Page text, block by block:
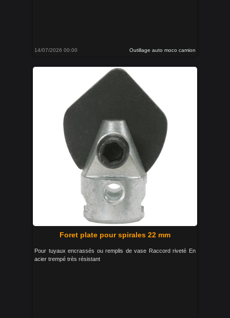
14/07/2026 00:00 Outillage auto moco camion
Foret plate pour spirales 22 mm
Pour tuyaux encrassés ou remplis de vase Raccord riveté En
acier trempé très résistant